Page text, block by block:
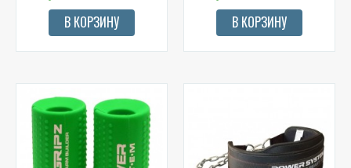
В КОРЗИНУ В КОРЗИНУ